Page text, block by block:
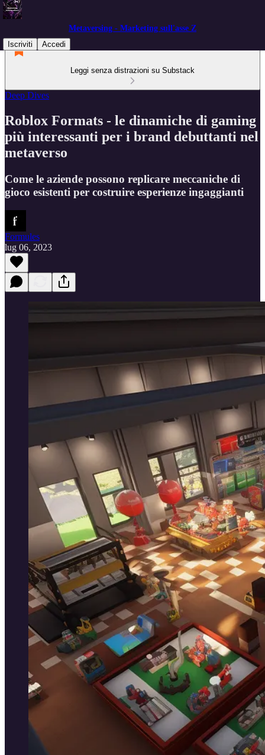
Metaversing - Marketing sull'asse Z
Iscriviti
Accedi
Leggi senza distrazioni su Substack
Deep Dives
Roblox Formats - le dinamiche di gaming
più interessanti per i brand debuttanti nel
metaverso
Come le aziende possono replicare meccaniche di
gioco esistenti per costruire esperienze ingaggianti
Formules
lug 06, 2023